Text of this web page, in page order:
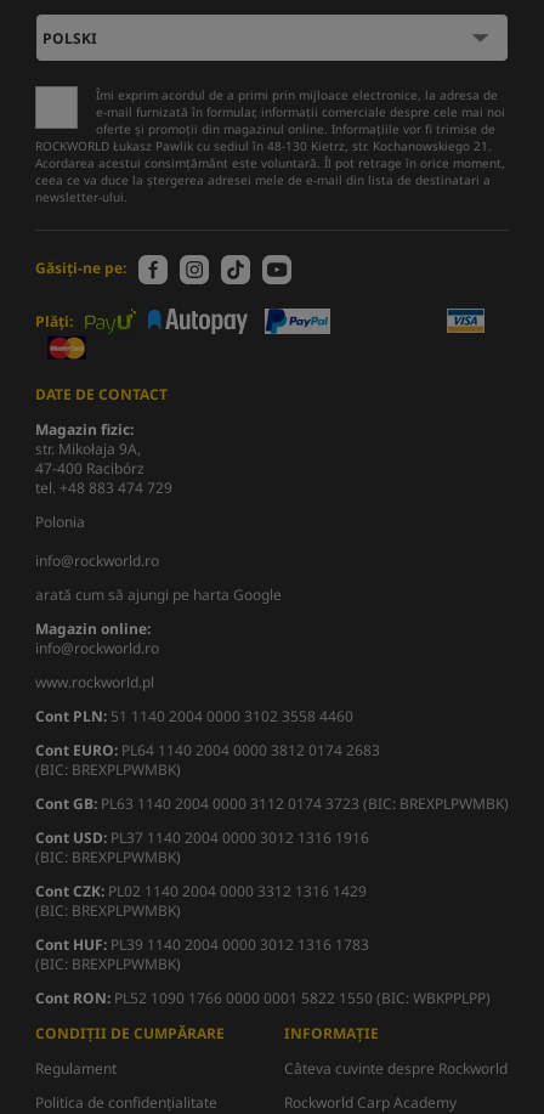
Îmi exprim acordul de a primi prin mijloace electronice, la adresa de
e-mail furnizată în formular, informații comerciale despre cele mai noi
oferte și promoții din magazinul online. Informațiile vor fi trimise de
ROCKWORLD Łukasz Pawlik cu sediul în 48-130 Kietrz, str. Kochanowskiego 21.
Acordarea acestui consimțământ este voluntară. Îl pot retrage în orice moment,
ceea ce va duce la ștergerea adresei mele de e-mail din lista de destinatari a
newsletter-ului.
Găsiți-ne pe:
Plăți:
DATE DE CONTACT
Magazin fizic:
str. Mikołaja 9A,
47-400 Racibórz
tel. +48 883 474 729
Polonia
info@rockworld.ro
arată cum să ajungi pe harta Google
Magazin online:
info@rockworld.ro
www.rockworld.pl
Cont PLN: 51 1140 2004 0000 3102 3558 4460
Cont EURO: PL64 1140 2004 0000 3812 0174 2683
(BIC: BREXPLPWMBK)
Cont GB: PL63 1140 2004 0000 3112 0174 3723 (BIC: BREXPLPWMBK)
Cont USD: PL37 1140 2004 0000 3012 1316 1916
(BIC: BREXPLPWMBK)
Cont CZK: PL02 1140 2004 0000 3312 1316 1429
(BIC: BREXPLPWMBK)
Cont HUF: PL39 1140 2004 0000 3012 1316 1783
(BIC: BREXPLPWMBK)
Cont RON: PL52 1090 1766 0000 0001 5822 1550 (BIC: WBKPPLPP)
CONDIȚII DE CUMPĂRARE
Regulament
Politica de confidențialitate
INFORMAȚIE
Câteva cuvinte despre Rockworld
Rockworld Carp Academy